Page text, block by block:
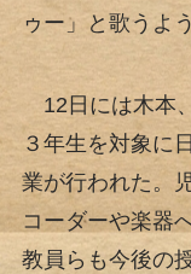
ゥー」と歌うよ
12日には木本
３年生を対象に
業が行われた。
コーダーや楽器
教員らも今後の